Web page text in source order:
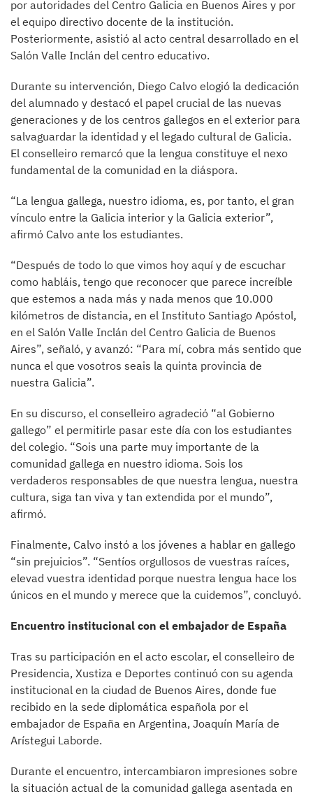
por autoridades del Centro Galicia en Buenos Aires y por
el equipo directivo docente de la institución.
Posteriormente, asistió al acto central desarrollado en el
Salón Valle Inclán del centro educativo.
Durante su intervención, Diego Calvo elogió la dedicación
del alumnado y destacó el papel crucial de las nuevas
generaciones y de los centros gallegos en el exterior para
salvaguardar la identidad y el legado cultural de Galicia.
El conselleiro remarcó que la lengua constituye el nexo
fundamental de la comunidad en la diáspora.
“La lengua gallega, nuestro idioma, es, por tanto, el gran
vínculo entre la Galicia interior y la Galicia exterior”,
afirmó Calvo ante los estudiantes.
“Después de todo lo que vimos hoy aquí y de escuchar
como habláis, tengo que reconocer que parece increíble
que estemos a nada más y nada menos que 10.000
kilómetros de distancia, en el Instituto Santiago Apóstol,
en el Salón Valle Inclán del Centro Galicia de Buenos
Aires”, señaló, y avanzó: “Para mí, cobra más sentido que
nunca el que vosotros seais la quinta provincia de
nuestra Galicia”.
En su discurso, el conselleiro agradeció “al Gobierno
gallego” el permitirle pasar este día con los estudiantes
del colegio. “Sois una parte muy importante de la
comunidad gallega en nuestro idioma. Sois los
verdaderos responsables de que nuestra lengua, nuestra
cultura, siga tan viva y tan extendida por el mundo”,
afirmó.
Finalmente, Calvo instó a los jóvenes a hablar en gallego
“sin prejuicios”. “Sentíos orgullosos de vuestras raíces,
elevad vuestra identidad porque nuestra lengua hace los
únicos en el mundo y merece que la cuidemos”, concluyó.
Encuentro institucional con el embajador de España
Tras su participación en el acto escolar, el conselleiro de
Presidencia, Xustiza e Deportes continuó con su agenda
institucional en la ciudad de Buenos Aires, donde fue
recibido en la sede diplomática española por el
embajador de España en Argentina, Joaquín María de
Arístegui Laborde.
Durante el encuentro, intercambiaron impresiones sobre
la situación actual de la comunidad gallega asentada en